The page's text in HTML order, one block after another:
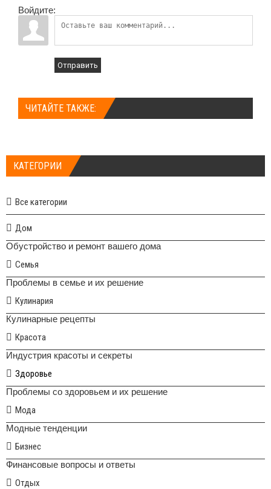
Войдите:
Отправить
ЧИТАЙТЕ ТАКЖЕ:
КАТЕГОРИИ
Все категории
Дом
Обустройство и ремонт вашего дома
Семья
Проблемы в семье и их решение
Кулинария
Кулинарные рецепты
Красота
Индустрия красоты и секреты
Здоровье
Проблемы со здоровьем и их решение
Мода
Модные тенденции
Бизнес
Финансовые вопросы и ответы
Отдых